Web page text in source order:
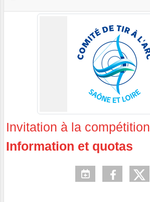
Invitation à la compétition
Information et quotas